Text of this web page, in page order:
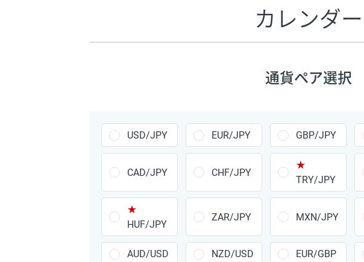
あたりの
ポイント
GBP/JPY 170円
AUD/JPY 106円
NZD/JPY 28円
CAD/JPY 38円
CHF/JPY 34円
カレンダー
通貨ペア選択
USD/JPY EUR/JPY GBP/JPY
CAD/JPY CHF/JPY
★
TRY/JPY
★
HUF/JPY
ZAR/JPY MXN/JPY
AUD/USD NZD/USD EUR/GBP